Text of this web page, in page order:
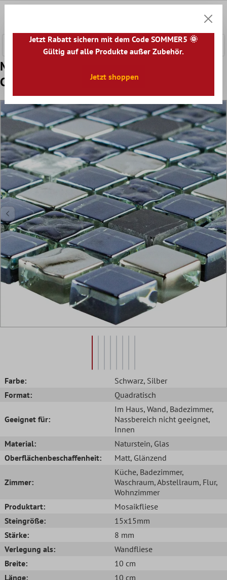
Muster von Glas Naturstein Mosaikfliese
Cooktown Schwarz Silber
Farbe: Schwarz, Silber
Format:
Quadratisch
Geeignet für:
Im Haus, Wand, Badezimmer,
Nassbereich nicht geeignet,
Innen
Material:
Naturstein, Glas
Oberflächenbeschaffenheit:
Matt, Glänzend
Zimmer:
Küche, Badezimmer,
Waschraum, Abstellraum, Flur,
Wohnzimmer
Produktart:
Mosaikfliese
Steingröße:
15x15mm
Stärke:
8 mm
Verlegung als:
Wandfliese
Breite:
10 cm
Länge:
10 cm
Jetzt Rabatt sichern mit dem Code SOMMER5 🌞
Gültig auf alle Produkte außer Zubehör.
Jetzt shoppen